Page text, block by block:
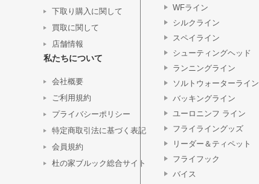
下取り購入に関して
買取に関して
店舗情報
私たちについて
会社概要
ご利用規約
プライバシーポリシー
特定商取引法に基づく表記
会員規約
杜の家ブルック総合サイト
WFライン
シルクライン
スペイライン
シューティングヘッド
ランニングライン
ソルトウォーターライン
バッキングライン
ユーロニンフ ライン
フライライングッズ
リーダー＆ティペット
フライフック
バイス